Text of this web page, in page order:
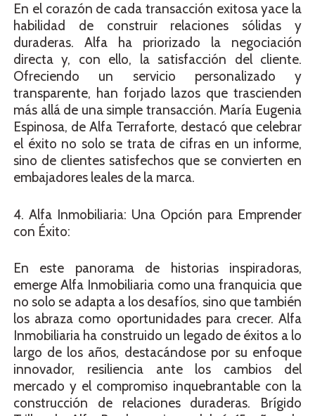
En el corazón de cada transacción exitosa yace la
habilidad de construir relaciones sólidas y
duraderas. Alfa ha priorizado la negociación
directa y, con ello, la satisfacción del cliente.
Ofreciendo un servicio personalizado y
transparente, han forjado lazos que trascienden
más allá de una simple transacción. María Eugenia
Espinosa, de Alfa Terraforte, destacó que celebrar
el éxito no solo se trata de cifras en un informe,
sino de clientes satisfechos que se convierten en
embajadores leales de la marca.
4. Alfa Inmobiliaria: Una Opción para Emprender
con Éxito:
En este panorama de historias inspiradoras,
emerge Alfa Inmobiliaria como una franquicia que
no solo se adapta a los desafíos, sino que también
los abraza como oportunidades para crecer. Alfa
Inmobiliaria ha construido un legado de éxitos a lo
largo de los años, destacándose por su enfoque
innovador, resiliencia ante los cambios del
mercado y el compromiso inquebrantable con la
construcción de relaciones duraderas. Brígido